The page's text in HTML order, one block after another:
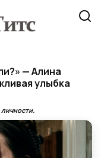
— Алина
улыбка